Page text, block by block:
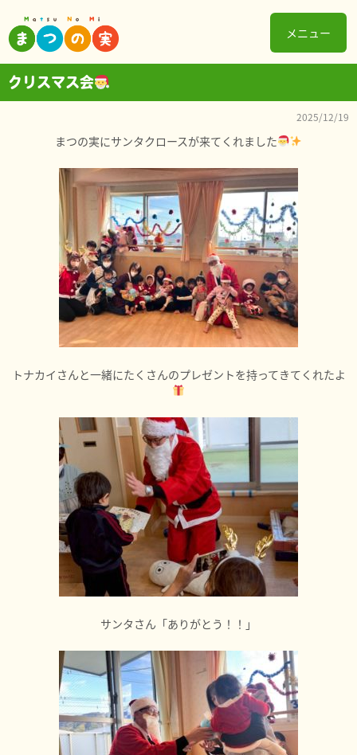
メニュー
クリスマス会
2025/12/19
まつの実にサンタクロースが来てくれました
トナカイさんと一緒にたくさんのプレゼントを持ってきてくれたよ
サンタさん「ありがとう！！」